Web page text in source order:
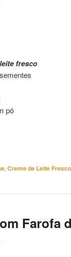
fresco
pó
, Creme de Leite Fresco
Farofa